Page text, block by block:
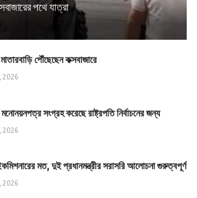
পথে যাত্রা
মাতারবাড়ি পৌঁছেছেন কক্সবাজারে
2026
সংগ্রহ করেছে রাষ্ট্রপতি নির্বাচনের জন্য
2026
মত, দুই প্রধানমন্ত্রীর সরাসরি আলোচনা গুরুত্বপূর্ণ
2026